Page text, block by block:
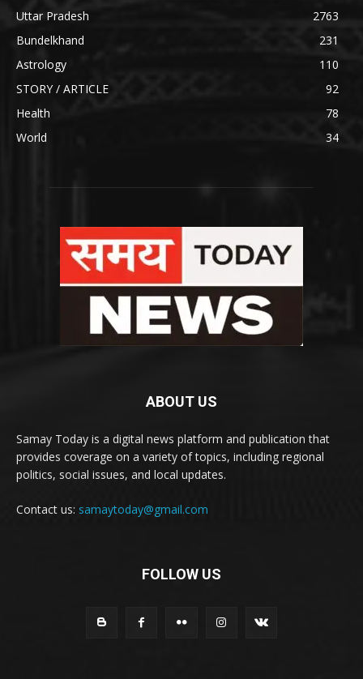
Uttar Pradesh
2763
Bundelkhand
231
Astrology
110
STORY / ARTICLE
92
Health
78
World
34
ABOUT US
Samay Today is a digital news platform and publication that
provides coverage on a variety of topics, including regional
politics, social issues, and local updates.
Contact us: samaytoday@gmail.com
FOLLOW US